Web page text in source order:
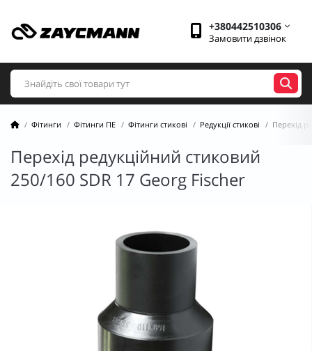
+380442510306
Замовити дзвінок
Фітинги Фітинги ПЕ Фітинги стикові Редукції стикові Перехід
Перехід редукційний стиковий
250/160 SDR 17 Georg Fischer